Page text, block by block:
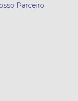
Parceiro